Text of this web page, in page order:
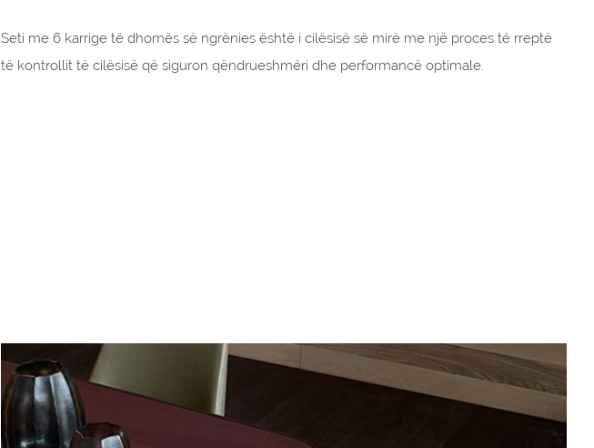
Seti me 6 karrige të dhomës së ngrënies është i cilësisë së mirë me një proces të rreptë
të kontrollit të cilësisë që siguron qëndrueshmëri dhe performancë optimale.